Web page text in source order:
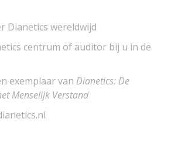
Dianetics wereldwijd
centrum of auditor bij u in de
exemplaar van Dianetics: De
Menselijk Verstand